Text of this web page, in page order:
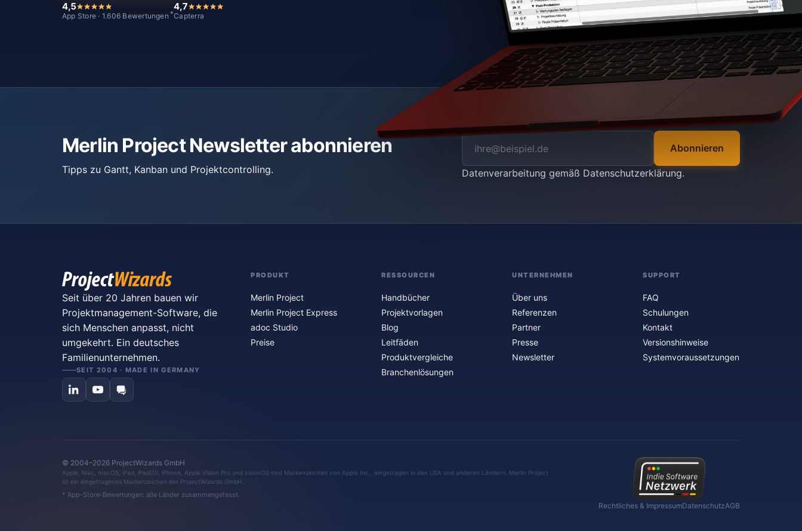
4,5
App Store · 1.606 Bewertungen *
4,7
Capterra
Merlin Project Newsletter abonnieren
Tipps zu Gantt, Kanban und Projektcontrolling.
Abonnieren
Datenverarbeitung gemäß Datenschutzerklärung.
Seit über 20 Jahren bauen wir
Projektmanagement-Software, die
sich Menschen anpasst, nicht
umgekehrt. Ein deutsches
Familienunternehmen.
SEIT 2004 · MADE IN GERMANY
PRODUKT
Merlin Project
Merlin Project Express
adoc Studio
Preise
RESSOURCEN
Handbücher
Projektvorlagen
Blog
Leitfäden
Produktvergleiche
Branchenlösungen
UNTERNEHMEN
Über uns
Referenzen
Partner
Presse
Newsletter
SUPPORT
FAQ
Schulungen
Kontakt
Versionshinweise
Systemvoraussetzungen
© 2004–2026 ProjectWizards GmbH
Apple, Mac, macOS, iPad, iPadOS, iPhone, Apple Vision Pro und visionOS sind Markenzeichen von Apple Inc., eingetragen in den USA und anderen Ländern. Merlin Project
ist ein eingetragenes Markenzeichen der ProjectWizards GmbH.
* App-Store-Bewertungen: alle Länder zusammengefasst.
Rechtliches & ImpressumDatenschutzAGB